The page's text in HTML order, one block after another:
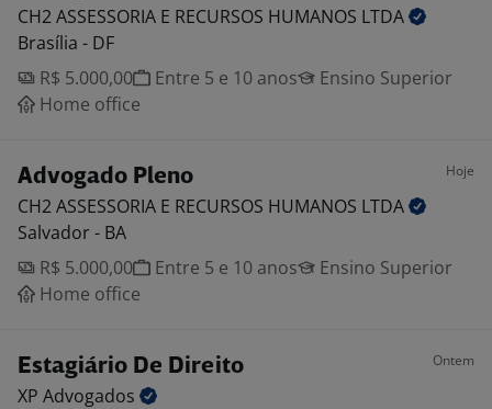
CH2 ASSESSORIA E RECURSOS HUMANOS LTDA
Brasília - DF
R$ 5.000,00
Entre 5 e 10 anos
Ensino Superior
Home office
Advogado Pleno Hoje
CH2 ASSESSORIA E RECURSOS HUMANOS LTDA
Salvador - BA
R$ 5.000,00
Entre 5 e 10 anos
Ensino Superior
Home office
Estagiário De Direito Ontem
XP Advogados